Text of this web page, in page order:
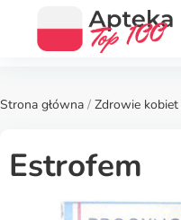
Strona główna / Zdrowie kobiet
Estrofem